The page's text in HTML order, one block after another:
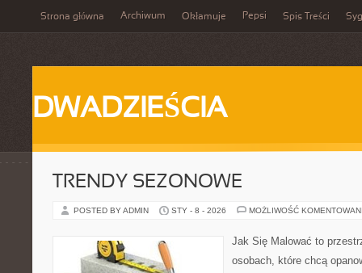
Strona główna Archiwum Okłamuje Pepsi Spis Treści
DWADZIEŚCIA
TRENDY SEZONOWE
POSTED BY ADMIN STY - 8 - 2026 MOŻLIWOŚĆ
Jak Się Malować to
osobach, które chcą